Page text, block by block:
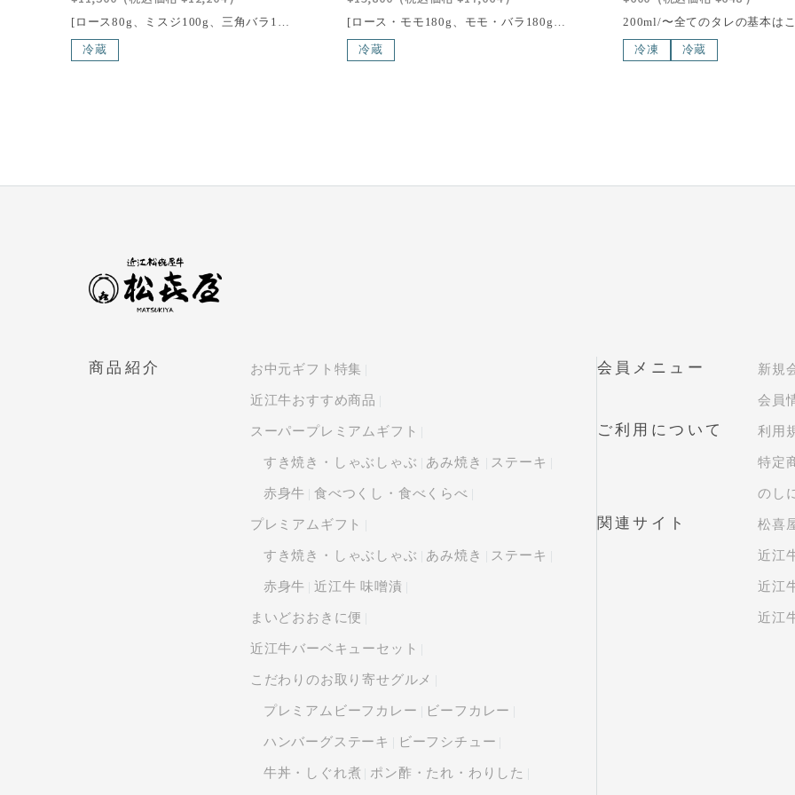
冷蔵 冷蔵 冷凍 冷蔵
商品紹介 お中元ギフト特集
近江牛おすすめ商品
スーパープレミアムギフト
すき焼き・しゃぶしゃぶ あみ焼き ステーキ
赤身牛 食べつくし・食べくらべ
プレミアムギフト
すき焼き・しゃぶしゃぶ あみ焼き ステーキ
赤身牛 近江牛 味噌漬
まいどおおきに便
近江牛バーベキューセット
こだわりのお取り寄せグルメ
プレミアムビーフカレー ビーフカレー
ハンバーグステーキ ビーフシチュー
牛丼・しぐれ煮 ポン酢・たれ・わりした
会員メニュー 新規
会員
ご利用について 利用
特定
のし
関連サイト 松喜
近江
近江
近江